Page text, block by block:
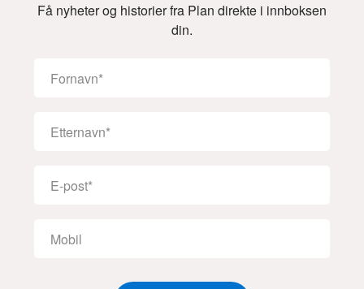
Få nyheter og historier fra Plan direkte i innboksen
din.